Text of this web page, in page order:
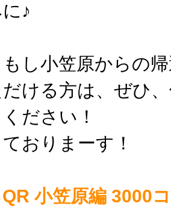
♪
し小笠原からの
ける方は、ぜひ
ださい！
おりまーす！
QR 小笠原編 3000